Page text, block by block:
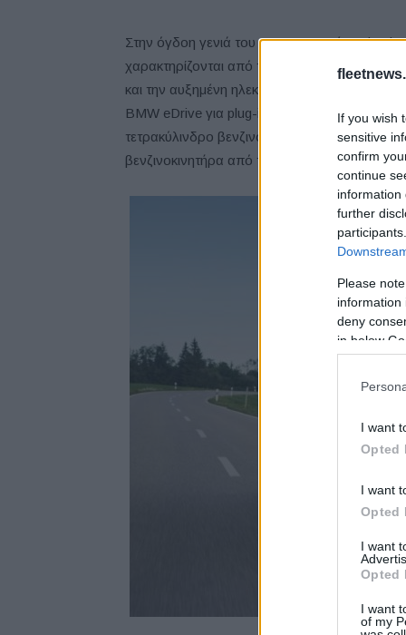
If you wish
sensitive
confirm
continue
information
further
Please
information
deny
in below
I want
Opted
I want
Opted
I want
Opted
I want
of my
Στην όγδοη γενιά του πιο επιτυχημένου
χαρακτηρίζονται από την εξαιρετικά
και την αυξημένη ηλεκτρική αυτονομία. Και
BMW eDrive για plug-in υβριδικά
τετρακύλινδρο βενζινοκινητήρα, και στην
βενζινοκινητήρα από την τελευταία